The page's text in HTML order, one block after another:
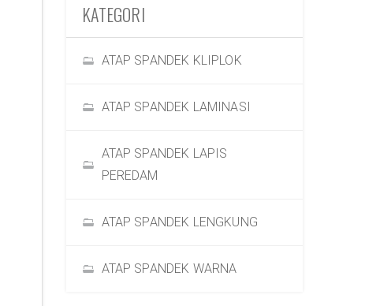
KATEGORI
ATAP SPANDEK KLIPLOK
ATAP SPANDEK LAMINASI
ATAP SPANDEK LAPIS
PEREDAM
ATAP SPANDEK LENGKUNG
ATAP SPANDEK WARNA